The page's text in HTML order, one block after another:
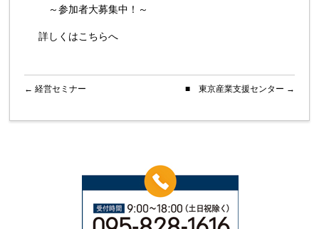
～参加者大募集中！～
詳しくはこちらへ
← 経営セミナー ■ 東京産業支援センター →